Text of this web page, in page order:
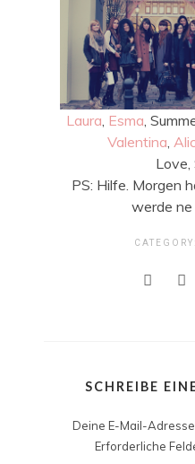
Laura Esma ,
Valentina
Love,
PS: Hilfe. Morgen
werde ne
SCHREIBE
Deine E-Mail-
Erforderliche